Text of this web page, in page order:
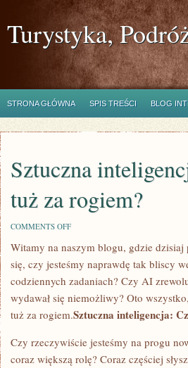
Turystyka,
STRONA GŁÓWNA SPIS TREŚCI BLOG
Sztuczna
tuż za rogiem?
COMMENTS OFFON
INTELIGENCJA:
CZY
NOWA
ERA
TUŻ
ZA
ROGIEM?
Witamy na naszym ‍blogu, gdzie
się, czy jesteśmy naprawdę tak bliscy
codziennych zadaniach? Czy AI
wydawał się‍ niemożliwy? Oto
tuż za‌ rogiem.Sztuczna inteligencja:
Czy rzeczywiście jesteśmy na ⁤progu
coraz większą rolę?⁤ Coraz ​częściej